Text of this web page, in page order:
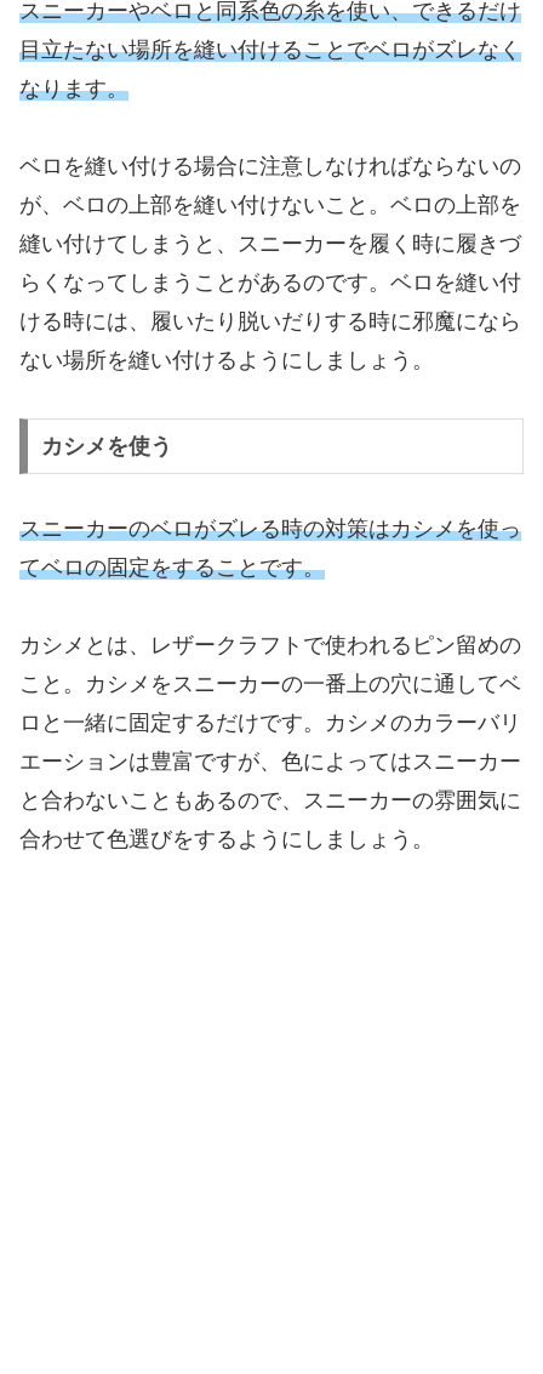
スニーカーやベロと同系色の糸を使い、できるだけ
目立たない場所を縫い付けることでベロがズレなく
なります。
ベロを縫い付ける場合に注意しなければならないの
が、ベロの上部を縫い付けないこと。ベロの上部を
縫い付けてしまうと、スニーカーを履く時に履きづ
らくなってしまうことがあるのです。ベロを縫い付
ける時には、履いたり脱いだりする時に邪魔になら
ない場所を縫い付けるようにしましょう。
カシメを使う
スニーカーのベロがズレる時の対策はカシメを使っ
てベロの固定をすることです。
カシメとは、レザークラフトで使われるピン留めの
こと。カシメをスニーカーの一番上の穴に通してベ
ロと一緒に固定するだけです。カシメのカラーバリ
エーションは豊富ですが、色によってはスニーカー
と合わないこともあるので、スニーカーの雰囲気に
合わせて色選びをするようにしましょう。